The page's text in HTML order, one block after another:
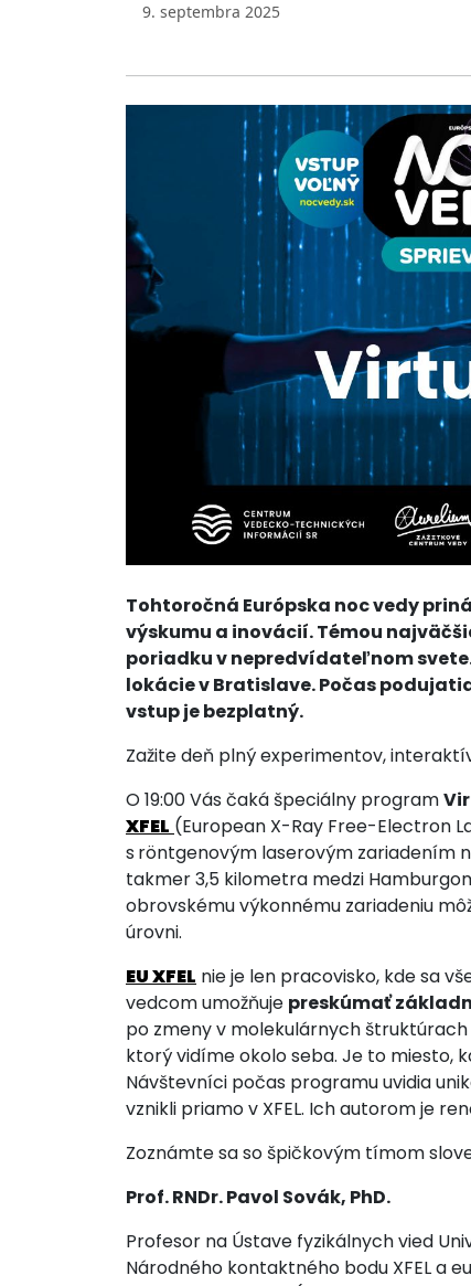
9. septembra 2025
Tohtoročná Európska noc vedy
výskumu a inovácií. Témou
poriadku v nepredvídateľnom
lokácie v Bratislave. Počas
vstup je bezplatný.
Zažite deň plný experimentov,
O 19:00 Vás čaká špeciálny program
XFEL (European X-Ray Free-Electron
s röntgenovým laserovým zariadením
takmer 3,5 kilometra medzi
obrovskému výkonnému zariadeniu
úrovni.
EU XFEL nie je len pracovisko, kde sa
vedcom umožňuje preskúmať
po zmeny v molekulárnych
ktorý vidíme okolo seba. Je to miesto,
Návštevníci počas programu uvidia
vznikli priamo v XFEL. Ich autorom je
Zoznámte sa so špičkovým tímom
Prof.RNDr. Pavol Sovák, PhD.
Profesor na Ústave fyzikálnych vied
Národného kontaktného bodu XFEL a